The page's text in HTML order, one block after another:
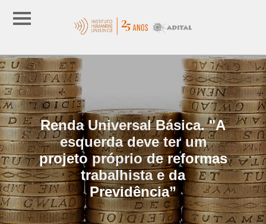
Renda Universal Básica. "A
esquerda deve ter um
projeto próprio de reformas
trabalhista e da
Previdência”